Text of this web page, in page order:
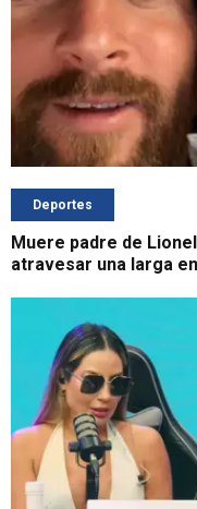
Deportes
Muere padre de
atravesar una larga